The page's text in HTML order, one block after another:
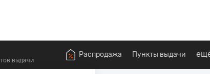
выдачи
Распродажа Пункты выдачи